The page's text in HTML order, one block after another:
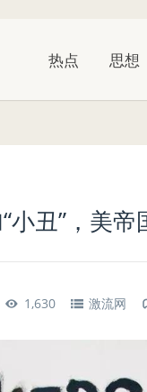
热点 思想
丑”，美
1,630 激流网